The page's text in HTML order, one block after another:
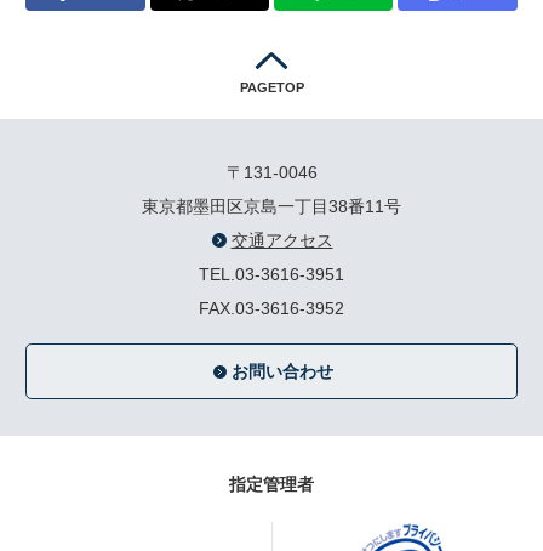
PAGETOP
〒131-0046
東京都墨田区京島一丁目38番11号
交通アクセス
TEL.03-3616-3951
FAX.03-3616-3952
お問い合わせ
指定管理者